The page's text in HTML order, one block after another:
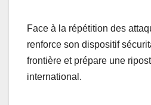
Face à la répétition des
renforce son dispositif
frontière et prépare une
international.